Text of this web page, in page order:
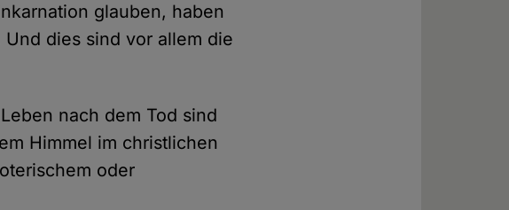
glauben, haben
dies sind vor allem die
nach dem Tod sind
Himmel im christlichen
oder